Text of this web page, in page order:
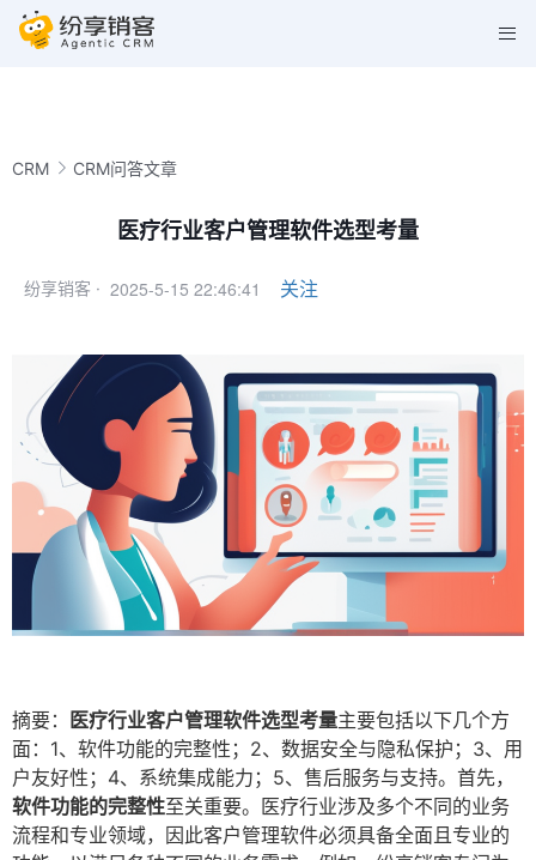
CRM CRM问答文章
医疗行业客户管理软件选型考量
纷享销客 · 2025-5-15 22:46:41 关注
摘要： 医疗行业客户管理软件选型考量主要包括以下几个方
面：1、软件功能的完整性；2、数据安全与隐私保护；3、用
户友好性；4、系统集成能力；5、售后服务与支持。首先，
软件功能的完整性至关重要。医疗行业涉及多个不同的业务
流程和专业领域，因此客户管理软件必须具备全面且专业的